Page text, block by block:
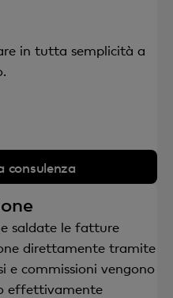
in tutta semplicità a
consulenza
saldate le fatture
direttamente tramite
e commissioni vengono
effettivamente